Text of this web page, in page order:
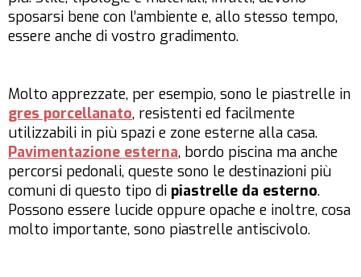
sposarsi bene con l’ambiente e, allo stesso tempo,
essere anche di vostro gradimento.
Molto apprezzate, per esempio, sono le piastrelle in
gres porcellanato, resistenti ed facilmente
utilizzabili in più spazi e zone esterne alla casa.
Pavimentazione esterna, bordo piscina ma anche
percorsi pedonali, queste sono le destinazioni più
comuni di questo tipo di piastrelle da esterno.
Possono essere lucide oppure opache e inoltre, cosa
molto importante, sono piastrelle antiscivolo.